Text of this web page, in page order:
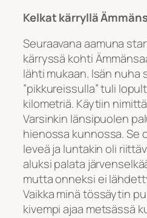
Kelkat kärryllä
Seuraavana aamuna
kärryssä kohti
lähti mukaan. Isän nuha
”pikkureissulla” tuli
kilometriä. Käytiin
Varsinkin länsipuolen
hienossa kunnossa. Se
leveä ja luntakin oli
aluksi palata
mutta onneksi ei
Vaikka minä tössäytin
kivempi ajaa metsässä